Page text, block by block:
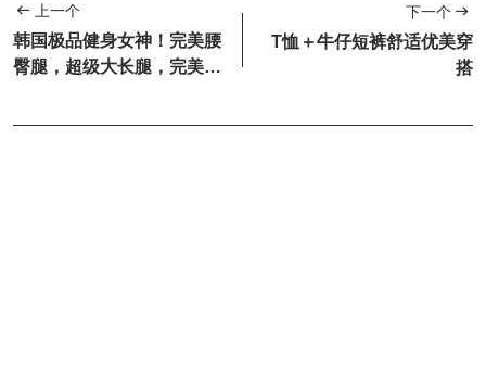
上一个
韩国极品健身女神！完美腰
臀腿，超级大长腿，完美身
下一个
T恤＋牛仔短裤舒适优美穿
搭